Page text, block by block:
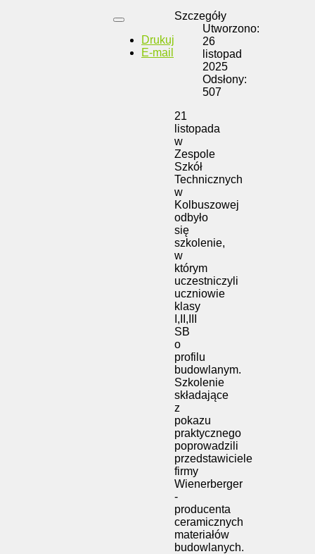
Drukuj
E-mail
Szczegóły
Utworzono:
26
listopad
2025
Odsłony:
507
21
listopada
w
Zespole
Szkół
Technicznych
w
Kolbuszowej
odbyło
się
szkolenie,
w
którym
uczestniczyli
uczniowie
klasy
I,II,III
SB
o
profilu
budowlanym.
Szkolenie
składające
z
pokazu
praktycznego
poprowadzili
przedstawiciele
firmy
Wienerberger
-
producenta
ceramicznych
materiałów
budowlanych.